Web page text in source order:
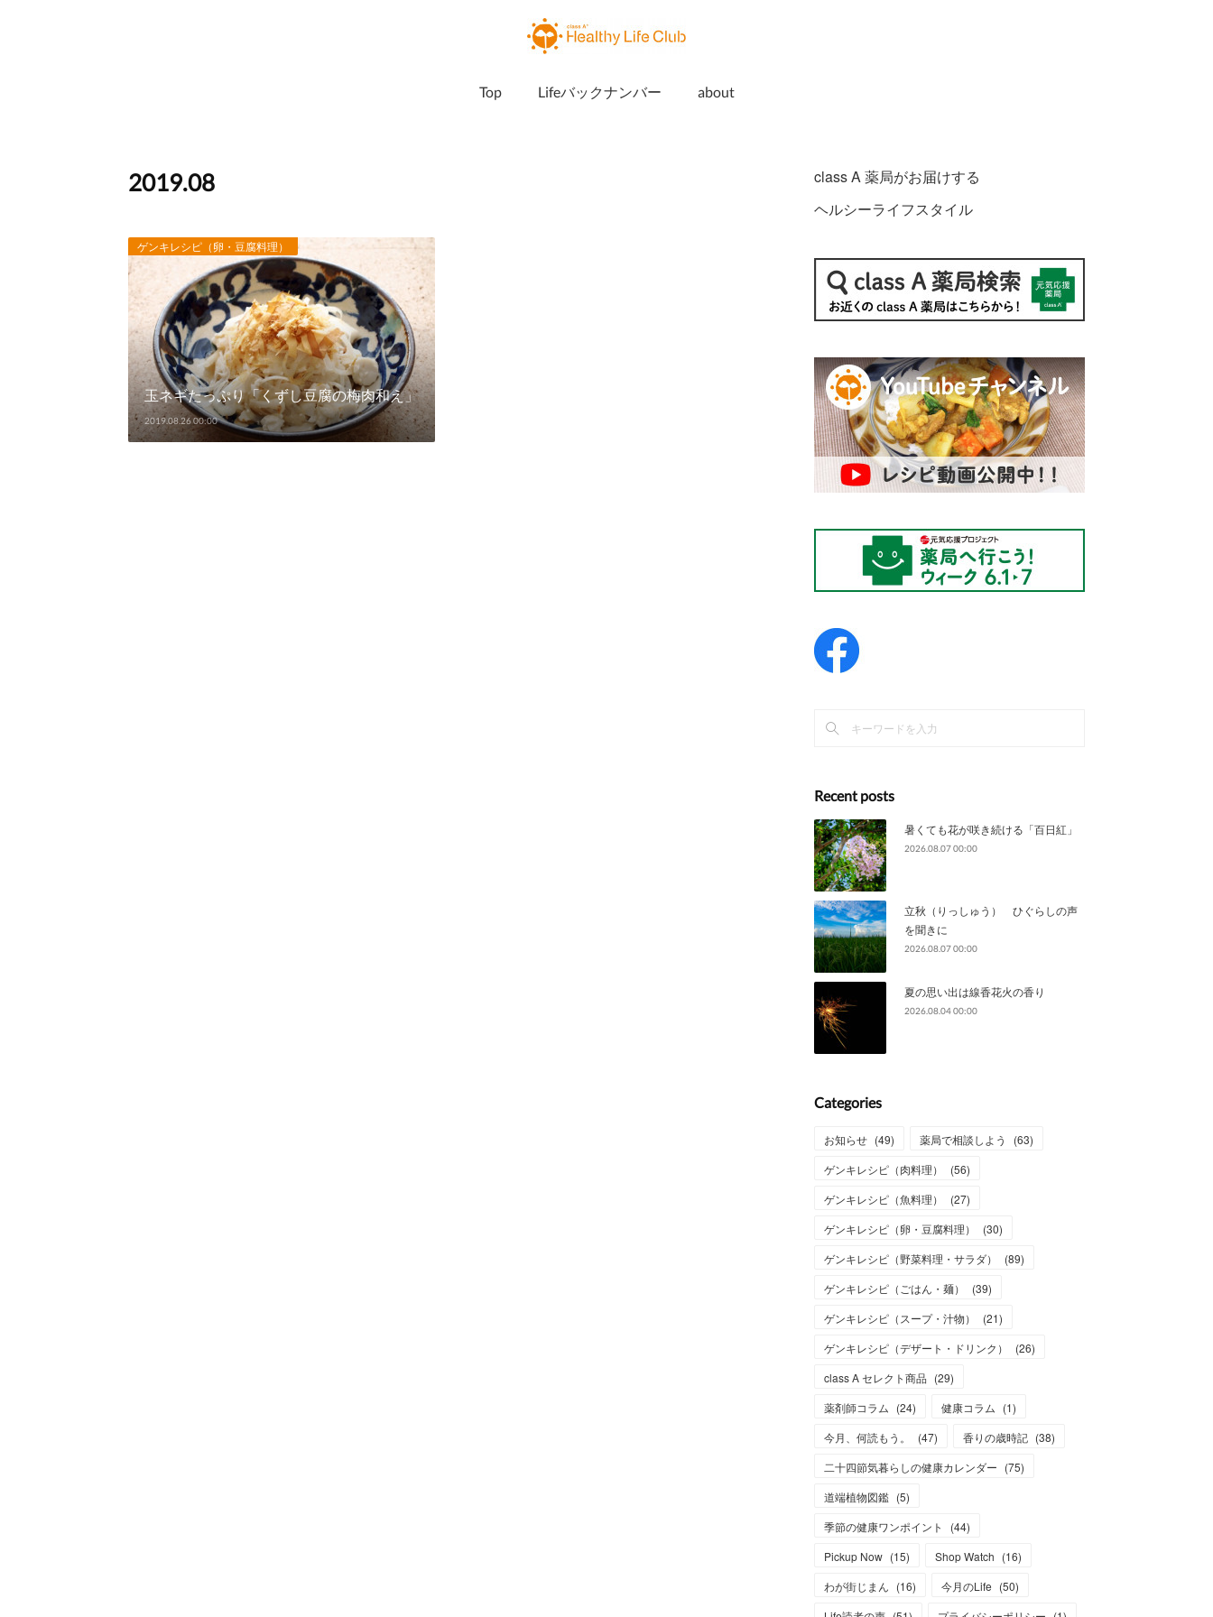
Top Lifeバックナンバー about
2019.08
ゲンキレシピ（卵・豆腐料理）
玉ネギたっぷり「くずし豆腐の梅肉和え」
2019.08.26 00:00
class A 薬局がお届けする
ヘルシーライフスタイル
Recent posts
暑くても花が咲き続ける「百日紅」
2026.08.07 00:00
立秋（りっしゅう） ひぐらしの声
を聞きに
2026.08.07 00:00
夏の思い出は線香花火の香り
2026.08.04 00:00
Categories
お知らせ (49) 薬局で相談しよう (63)
ゲンキレシピ（肉料理）
(56)
ゲンキレシピ（魚料理）
(27)
ゲンキレシピ（卵・豆腐料理）
(30)
ゲンキレシピ（野菜料理・サラダ）
(89)
ゲンキレシピ（ごはん・麺）
(39)
ゲンキレシピ（スープ・汁物）
(21)
ゲンキレシピ（デザート・ドリンク）
(26)
class A セレクト商品 (29)
薬剤師コラム (24) 健康コラム (1)
今月、何読もう。
(47) 香りの歳時記 (38)
二十四節気暮らしの健康カレンダー (75)
道端植物図鑑 (5)
季節の健康ワンポイント
(44)
Pickup Now (15) Shop Watch (16)
わが街じまん (16) 今月のLife (50)